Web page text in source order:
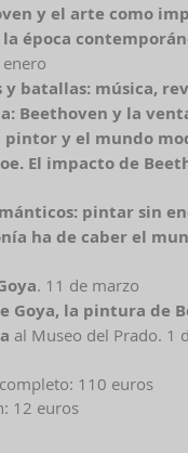
y el arte como
época
y batallas: música,
Beethoven y la
pintor y el mundo
El impacto de
pintar sin
ha de caber el
. 11 de marzo
Goya, la pintura de
al Museo del Prado. 1
110 euros
12 euros